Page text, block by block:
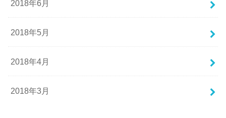
2018年6月
2018年5月
2018年4月
2018年3月